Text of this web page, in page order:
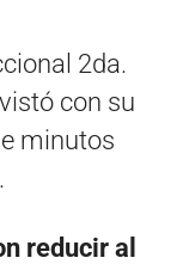
2da.
con su
minutos
reducir al